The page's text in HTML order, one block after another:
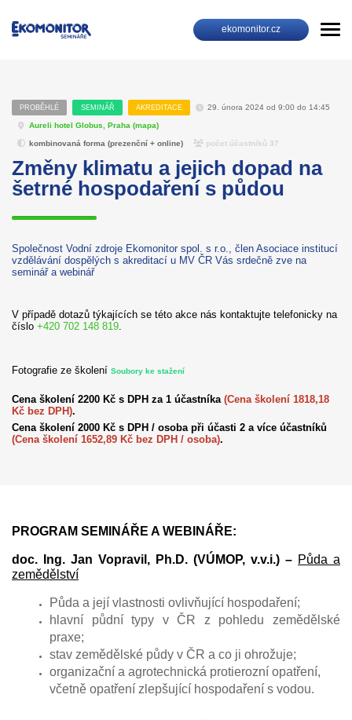
ekomonitor.cz
PROBĚHLÉ SEMINÁŘ AKREDITACE 29. února 2024 od 9:00 do 14:45
Aureli hotel Globus, Praha (mapa)
kombinovaná forma (prezenční + online) počet účastníků 37
Změny klimatu a jejich dopad na
šetrné hospodaření s půdou
Společnost Vodní zdroje Ekomonitor spol. s r.o., člen Asociace institucí
vzdělávání dospělých s akreditací u MV ČR Vás srdečně zve na
seminář a webinář
V případě dotazů týkajících se této akce nás kontaktujte telefonicky na
číslo +420 702 148 819.
Fotografie ze školení Soubory ke stažení
Cena školení 2200 Kč s DPH za 1 účastníka (Cena školení 1818,18
Kč bez DPH).
Cena školení 2000 Kč s DPH / osoba při účasti 2 a více účastníků
(Cena školení 1652,89 Kč bez DPH / osoba).
PROGRAM SEMINÁŘE A WEBINÁŘE:
doc. Ing. Jan Vopravil, Ph.D. (VÚMOP, v.v.i.) – Půda a
zemědělství
Půda a její vlastnosti ovlivňující hospodaření;
hlavní půdní typy v ČR z pohledu zemědělské
praxe;
stav zemědělské půdy v ČR a co ji ohrožuje;
organizační a agrotechnická protierozní opatření,
včetně opatření zlepšující hospodaření s vodou.